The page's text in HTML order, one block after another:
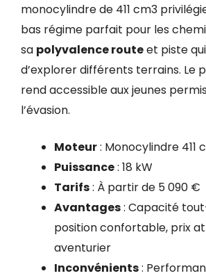
monocylindre de 411 cm3
bas régime parfait pour les
sa polyvalence routeet piste
d’explorer différents terrains. Le
rend accessible aux jeunes
l’évasion.
Moteur: Monocylindre 411
Puissance: 18 kW
Tarifs: À partir de 5 090 €
Avantages: Capacité
position confortable, prix
aventurier
Inconvénients: